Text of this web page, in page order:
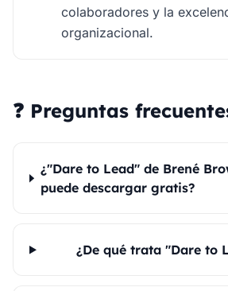
colaboradores y la
organizacional.
❓ Preguntas
¿"Dare to Lead" de Brené
puede descargar gratis?
¿De qué trata "Dare to